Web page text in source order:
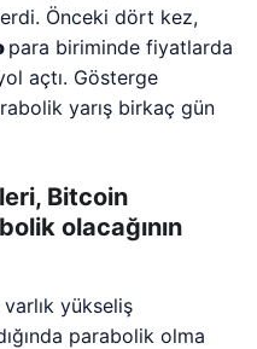
Önceki dört kez,
para biriminde fiyatlarda
açtı. Gösterge
yarış birkaç gün
Bitcoin
olacağının
yükseliş
parabolik olma